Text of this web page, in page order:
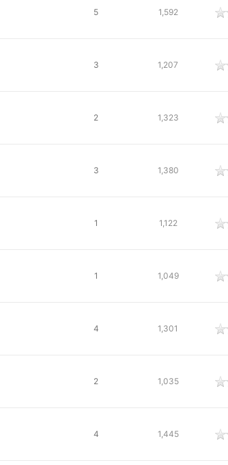
5 1,592
3 1,207
2 1,323
3 1,380
1 1,122
1 1,049
4 1,301
2 1,035
4 1,445